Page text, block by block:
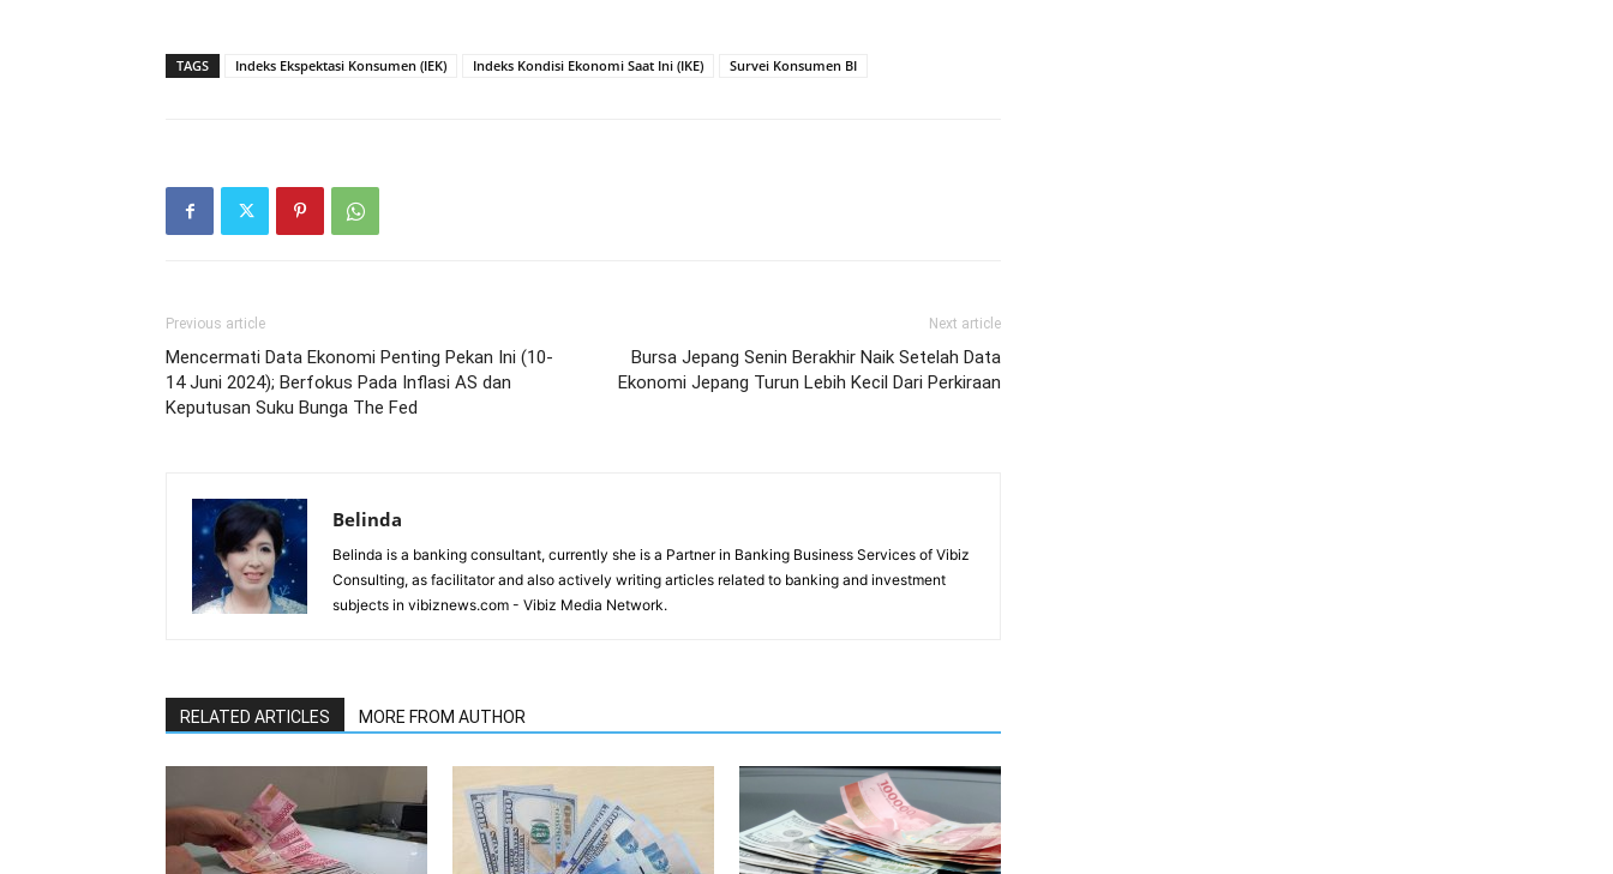
TAGS Indeks Ekspektasi Konsumen (IEK) Indeks Kondisi Ekonomi Saat Ini (IKE) Survei Konsumen BI
Previous article
Mencermati Data Ekonomi Penting Pekan Ini (10-
14 Juni 2024); Berfokus Pada Inflasi AS dan
Keputusan Suku Bunga The Fed
Next article
Bursa Jepang Senin Berakhir Naik Setelah Data
Ekonomi Jepang Turun Lebih Kecil Dari Perkiraan
Belinda
Belinda is a banking consultant, currently she is a Partner in Banking Business Services of Vibiz
Consulting, as facilitator and also actively writing articles related to banking and investment
subjects in vibiznews.com - Vibiz Media Network.
RELATED ARTICLES MORE FROM AUTHOR